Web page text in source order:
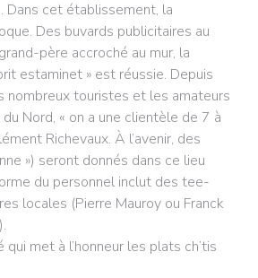
Dans cet établissement, la
Des buvards publicitaires au
père accroché au mur, la
estaminet » est réussie. Depuis
nombreux touristes et les amateurs
Nord, « on a une clientèle de 7 à
Richevaux. À l’avenir, des
») seront donnés dans ce lieu
du personnel inclut des tee-
locales (Pierre Mauroy ou Franck
met à l’honneur les plats ch’tis